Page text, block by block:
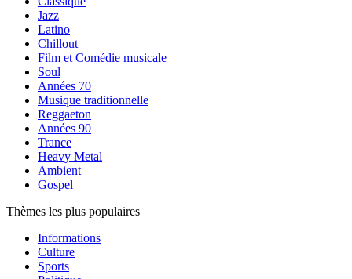
Jazz
Latino
Chillout
Film et Comédie musicale
Soul
Années 70
Musique traditionnelle
Reggaeton
Années 90
Trance
Heavy Metal
Ambient
Gospel
Thèmes les plus populaires
Informations
Culture
Sports